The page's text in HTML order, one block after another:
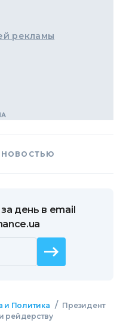
рекламы
НОВОСТЬЮ
день в email
и Политика / Президент
рейдерству